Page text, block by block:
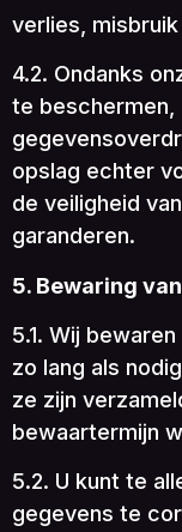
verlies,
4.2. Ondanks
te beschermen,
opslag echter
de veiligheid
garanderen.
5. Bewaring
5.1. Wij
zo lang als
ze zijn
bewaartermijn
5.2. U kunt te
gegevens te